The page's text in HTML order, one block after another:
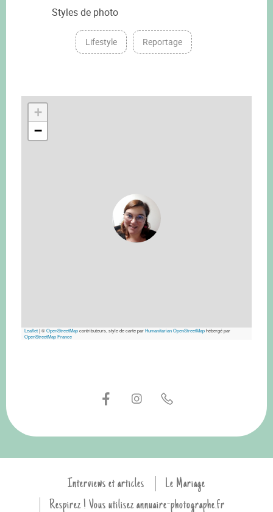
Styles de photo
Lifestyle Reportage
+
−
Leaflet|©OpenStreetMapcontributeurs, style de carte parHumanitarian OpenStreetMaphébergé par
OpenStreetMap France
Interviews et articles
Le Mariage
Respirez ! Vous utilisez annuaire-photographe.fr